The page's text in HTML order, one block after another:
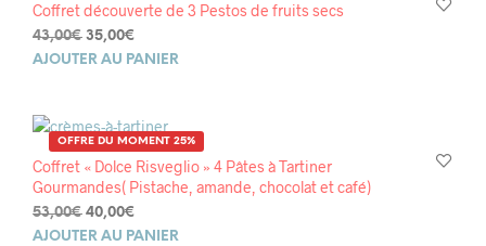
Coffret découverte de 3 Pestos de fruits secs
43,00€ Le
prix
43,00€.
35,00€
prix
35,00€.
AJOUTER AU PANIER
OFFRE DU MOMENT 25%
Coffret « Dolce Risveglio » 4 Pâtes à Tartiner
Gourmandes( Pistache, amande, chocolat et café)
53,00€ Le
prix
40,00€
prix
AJOUTER AU PANIER